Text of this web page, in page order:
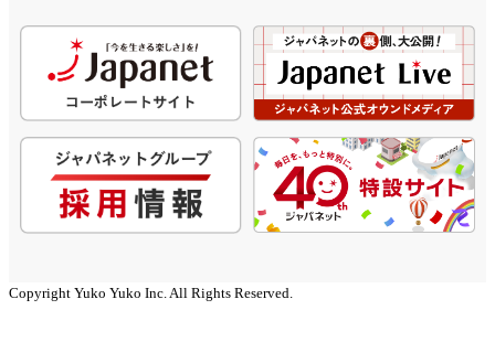
Copyright Yuko Yuko Inc. All Rights Reserved.